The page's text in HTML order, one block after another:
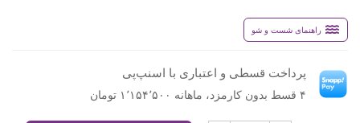
راهنمای شست و شو
پرداخت قسطی و اعتباری با اسنپ‌پی
۴ قسط بدون کارمزد، ماهانه ۱٬۱۵۴٬۵۰۰ تومان